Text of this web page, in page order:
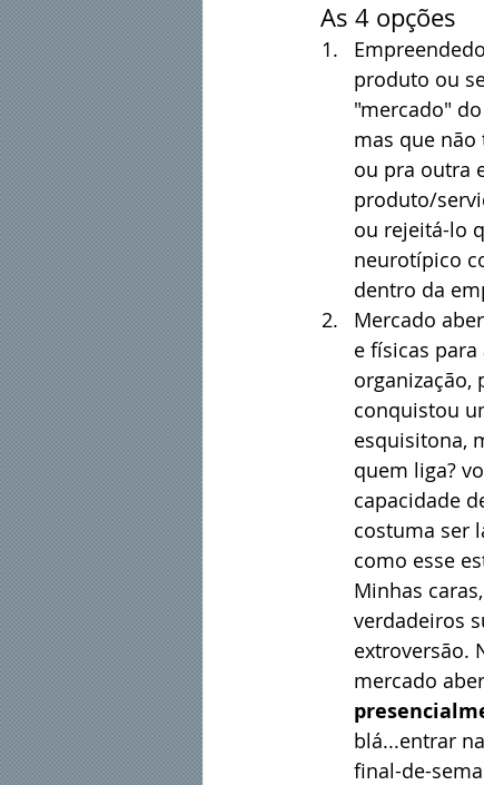
As 4 opções
produto ou
"mercado"
mas que
ou pra outra
produto/
ou rejeitá-lo
neurotípico
dentro da
Mercado
e físicas
organização,
conquistou
esquisitona,
quem liga?
capacidade
costuma ser
como esse
Minhas
verdadeiros
extroversão.
mercado
blá...entrar
final-de-